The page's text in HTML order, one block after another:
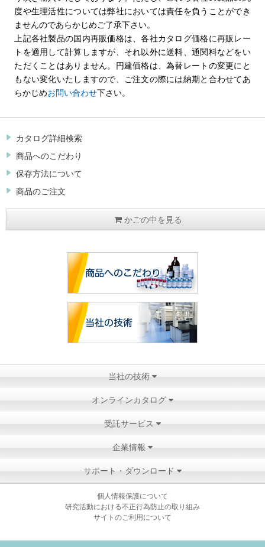
度や生理活性については弊社においては責任を負うことができ
ませんのであらかじめご了承下さい。
上記各社製品の国内再販価格は、各社カタログ価格に再販レー
トを適用して計算しますが、それ以外に送料、通関料などをい
ただくことはありません。円建価格は、為替レートの変更にと
もない変化いたしますので、ご注文の際には納期と合わせてあ
らかじめお問い合わせ下さい。
カタログ詳細検索
商品へのこだわり
保存方法について
商品のご注文
かごの中を見る
当社の技術
オンラインカタログ
受託サービス
企業情報
サポート・ダウンロード
個人情報保護について
研究活動における不正行為防止の取り組み
サイトのご利用について